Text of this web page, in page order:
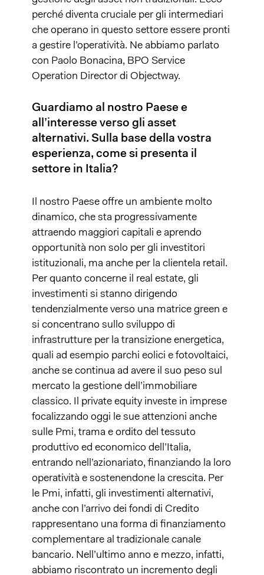
perché diventa cruciale per gli intermediari
che operano in questo settore essere pronti
a gestire l’operatività. Ne abbiamo parlato
con Paolo Bonacina, BPO Service
Operation Director di Objectway.
Guardiamo al nostro Paese e
all’interesse verso gli asset
alternativi. Sulla base della vostra
esperienza, come si presenta il
settore in Italia?
Il nostro Paese offre un ambiente molto
dinamico, che sta progressivamente
attraendo maggiori capitali e aprendo
opportunità non solo per gli investitori
istituzionali, ma anche per la clientela retail.
Per quanto concerne il real estate, gli
investimenti si stanno dirigendo
tendenzialmente verso una matrice green e
si concentrano sullo sviluppo di
infrastrutture per la transizione energetica,
quali ad esempio parchi eolici e fotovoltaici,
anche se continua ad avere il suo peso sul
mercato la gestione dell’immobiliare
classico. Il private equity investe in imprese
focalizzando oggi le sue attenzioni anche
sulle Pmi, trama e ordito del tessuto
produttivo ed economico dell’Italia,
entrando nell’azionariato, finanziando la loro
operatività e sostenendone la crescita. Per
le Pmi, infatti, gli investimenti alternativi,
anche con l’arrivo dei fondi di Credito
rappresentano una forma di finanziamento
complementare al tradizionale canale
bancario. Nell’ultimo anno e mezzo, infatti,
abbiamo riscontrato un incremento degli